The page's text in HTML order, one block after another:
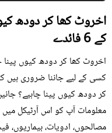
اخروٹ کھا کر دودھ
کے 6 فائدے
کسی کے لیے جاننا ضروری ہیں
معلومات آپ کو اس آرٹیکل میں
مصالحوں، ادویات، بیماریوں،